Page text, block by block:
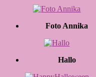
Foto Annika
Hallo